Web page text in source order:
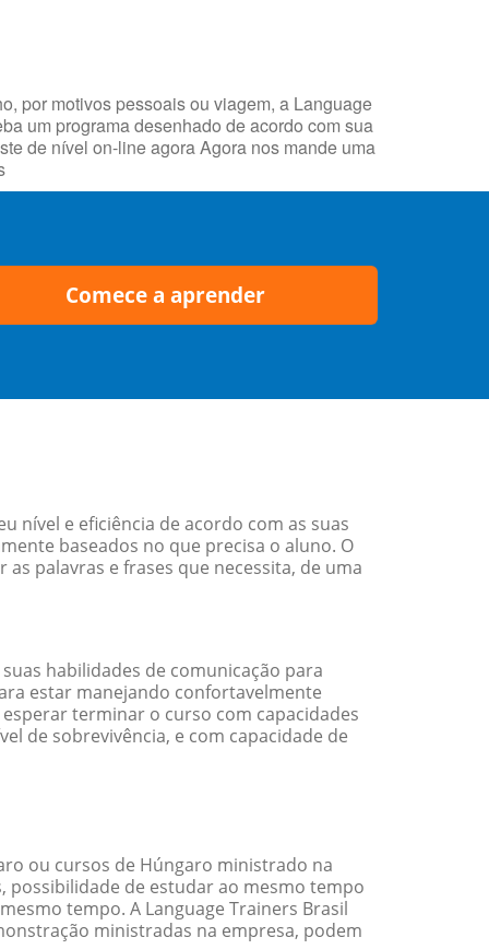
por motivos pessoais ou viagem, a Language
um programa desenhado de acordo com sua
de nível on-line agora Agora nos mande uma
Comece a aprender
nível e eficiência de acordo com as suas
baseados no que precisa o aluno. O
palavras e frases que necessita, de uma
habilidades de comunicação para
estar manejando confortavelmente
terminar o curso com capacidades
de sobrevivência, e com capacidade de
ou cursos de Húngaro ministrado na
possibilidade de estudar ao mesmo tempo
tempo. A Language Trainers Brasil
ministradas na empresa, podem